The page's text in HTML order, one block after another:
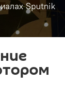
Sputnik